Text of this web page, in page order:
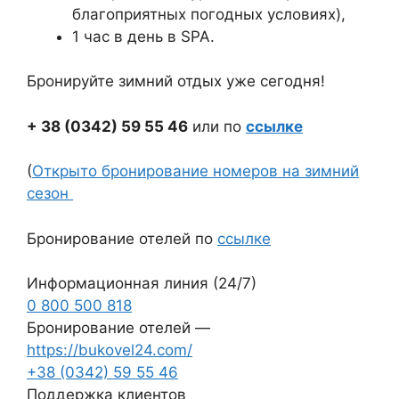
благоприятных погодных условиях),
1 час в день в SPA.
Бронируйте зимний отдых уже сегодня!
+ 38 (0342) 59 55 46 или по ссылке
(Открыто бронирование номеров на зимний
сезон
Бронирование отелей по ссылке
Информационная линия (24/7)
0 800 500 818
Бронирование отелей —
https://bukovel24.com/
+38 (0342) 59 55 46
Поддержка клиентов